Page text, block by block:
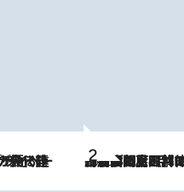
2026.8.8
「最後に見られてよかった」上野動物園の東園パンダ舎が解体前に特別公開。8月16日まで延長されたパネル展と共に辿る“半世紀”のパンダ飼育《解体工事の図面あり》